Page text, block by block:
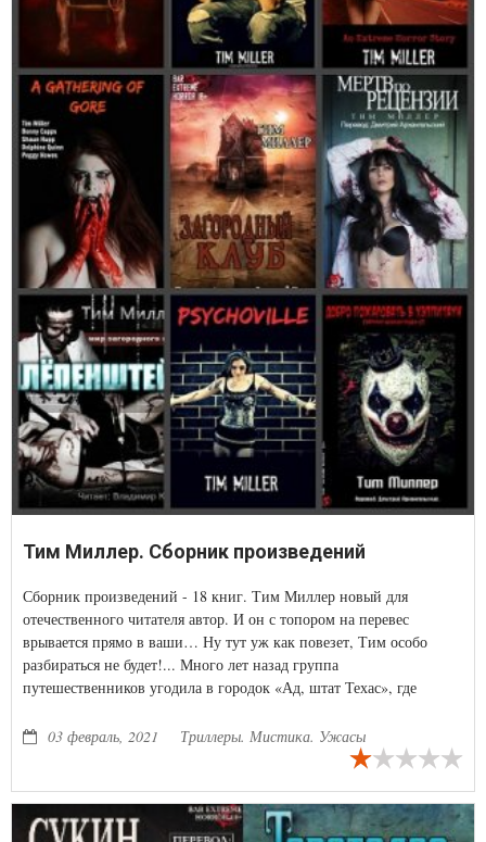
Тим Миллер. Сборник произведений
Сборник произведений - 18 книг. Тим Миллер новый для
отечественного читателя автор. И он с топором на перевес
врывается прямо в ваши… Ну тут уж как повезет, Тим особо
разбираться не будет!... Много лет назад группа
путешественников угодила в городок «Ад, штат Техас», где
вскоре после этого город обнаружил сотрудник службы
безопасности Техаса Гаррет Паркер. И тогда совместно с
жителей уничтожили. Но теперь снова начало твориться нечто
ужасное.
03 февраль, 2021 Триллеры. Мистика. Ужасы